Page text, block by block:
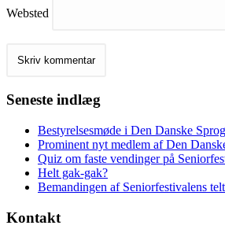
Websted
Seneste indlæg
Bestyrelsesmøde i Den Danske
Prominent nyt medlem af Den
Quiz om faste vendinger på
Helt gak-gak?
Bemandingen af Seniorfestivalens
Kontakt